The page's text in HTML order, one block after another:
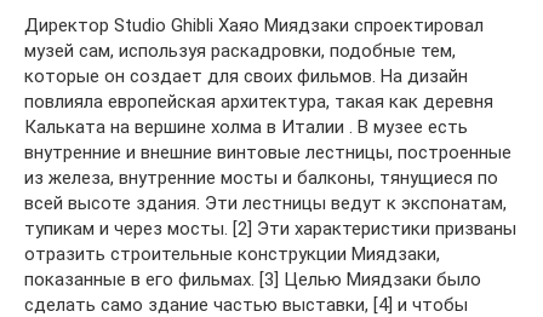
Директор Studio Ghibli Хаяо Миядзаки спроектировал
музей сам, используя раскадровки, подобные тем,
которые он создает для своих фильмов. На дизайн
повлияла европейская архитектура, такая как деревня
Кальката на вершине холма в Италии . В музее есть
внутренние и внешние винтовые лестницы, построенные
из железа, внутренние мосты и балконы, тянущиеся по
всей высоте здания. Эти лестницы ведут к экспонатам,
тупикам и через мосты. [2] Эти характеристики призваны
отразить строительные конструкции Миядзаки,
показанные в его фильмах. [3] Целью Миядзаки было
сделать само здание частью выставки, [4] и чтобы